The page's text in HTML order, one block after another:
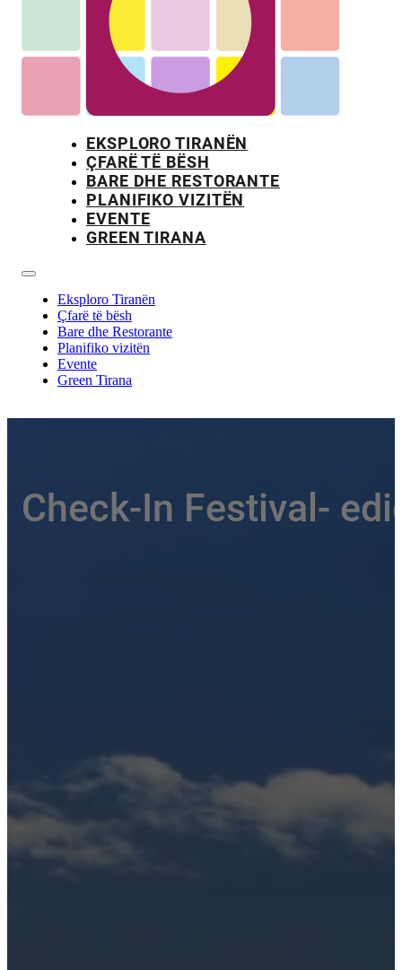
EKSPLORO TIRANËN
ÇFARË TË BËSH
BARE DHE RESTORANTE
PLANIFIKO VIZITËN
EVENTE
GREEN TIRANA
Eksploro Tiranën
Çfarë të bësh
Bare dhe Restorante
Planifiko vizitën
Evente
Green Tirana
Check-In Festival-